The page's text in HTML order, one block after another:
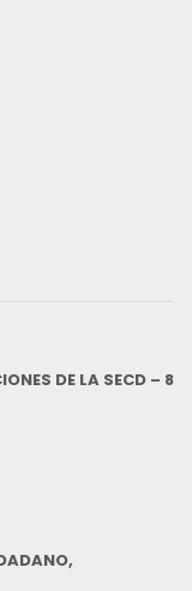
DE LA SECD – 8